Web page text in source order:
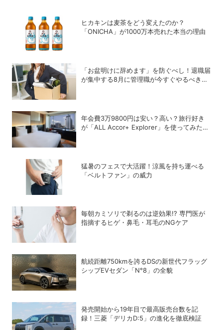
ヒカキンは麦茶をどう変えたのか？
「ONICHA」が1000万本売れた本当の理由
「お盆明けに辞めます」を防ぐべし！退職届
が集中する8月に管理職が今すぐやるべき対
年会費3万9800円は安い？高い？旅行好き
が「ALL Accor+ Explorer」を使ってみたら
猛暑のフェスで大活躍！涼風を持ち運べる
「ベルトファン」の威力
毎朝カミソリで剃るのは逆効果!? 専門医が
指摘するヒゲ・鼻毛・耳毛のNGケア
航続距離750kmを誇るDSの新世代フラッグ
シップEVセダン「N°8」の全貌
発売開始から19年目で最高販売台数を記
録！三菱「デリカD:5」の進化を徹底検証